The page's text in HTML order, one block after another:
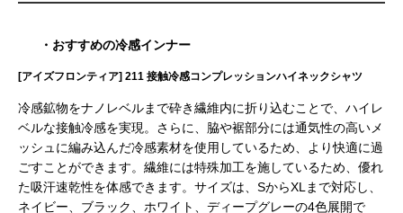
・おすすめの冷感インナー
[アイズフロンティア] 211 接触冷感コンプレッションハイネックシャツ
冷感鉱物をナノレベルまで砕き繊維内に折り込むことで、ハイレ
ベルな接触冷感を実現。さらに、脇や裾部分には通気性の高いメ
ッシュに編み込んだ冷感素材を使用しているため、より快適に過
ごすことができます。繊維には特殊加工を施しているため、優れ
た吸汗速乾性を体感できます。サイズは、SからXLまで対応し、
ネイビー、ブラック、ホワイト、ディープグレーの4色展開で